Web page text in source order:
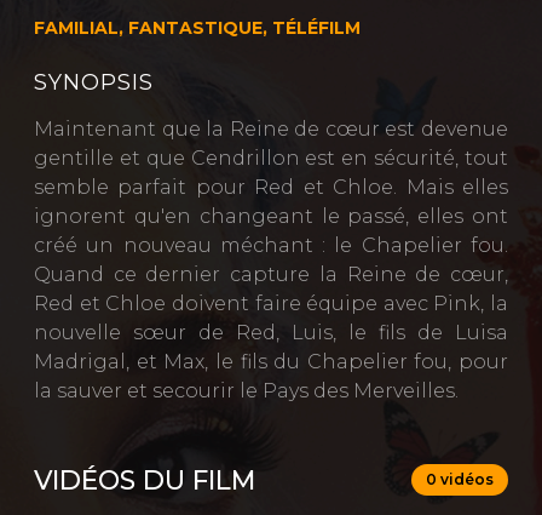
FAMILIAL, FANTASTIQUE, TÉLÉFILM
SYNOPSIS
Maintenant que la Reine de cœur est devenue
gentille et que Cendrillon est en sécurité, tout
semble parfait pour Red et Chloe. Mais elles
ignorent qu'en changeant le passé, elles ont
créé un nouveau méchant : le Chapelier fou.
Quand ce dernier capture la Reine de cœur,
Red et Chloe doivent faire équipe avec Pink, la
nouvelle sœur de Red, Luis, le fils de Luisa
Madrigal, et Max, le fils du Chapelier fou, pour
la sauver et secourir le Pays des Merveilles.
VIDÉOS DU FILM 0 vidéos